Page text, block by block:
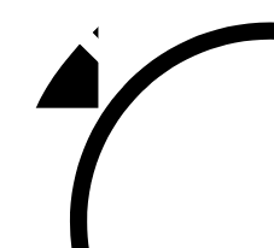
92,9 FM
Базарлы матак
107,1 FM
Балык бистәсе
104,9 FM